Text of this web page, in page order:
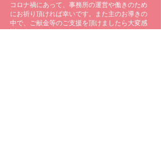
コロナ禍にあって、事務所の運営や働きのため
にお祈り頂ければ幸いです。また主のお導きの
中で、ご献金等のご支援を頂けましたら大変感